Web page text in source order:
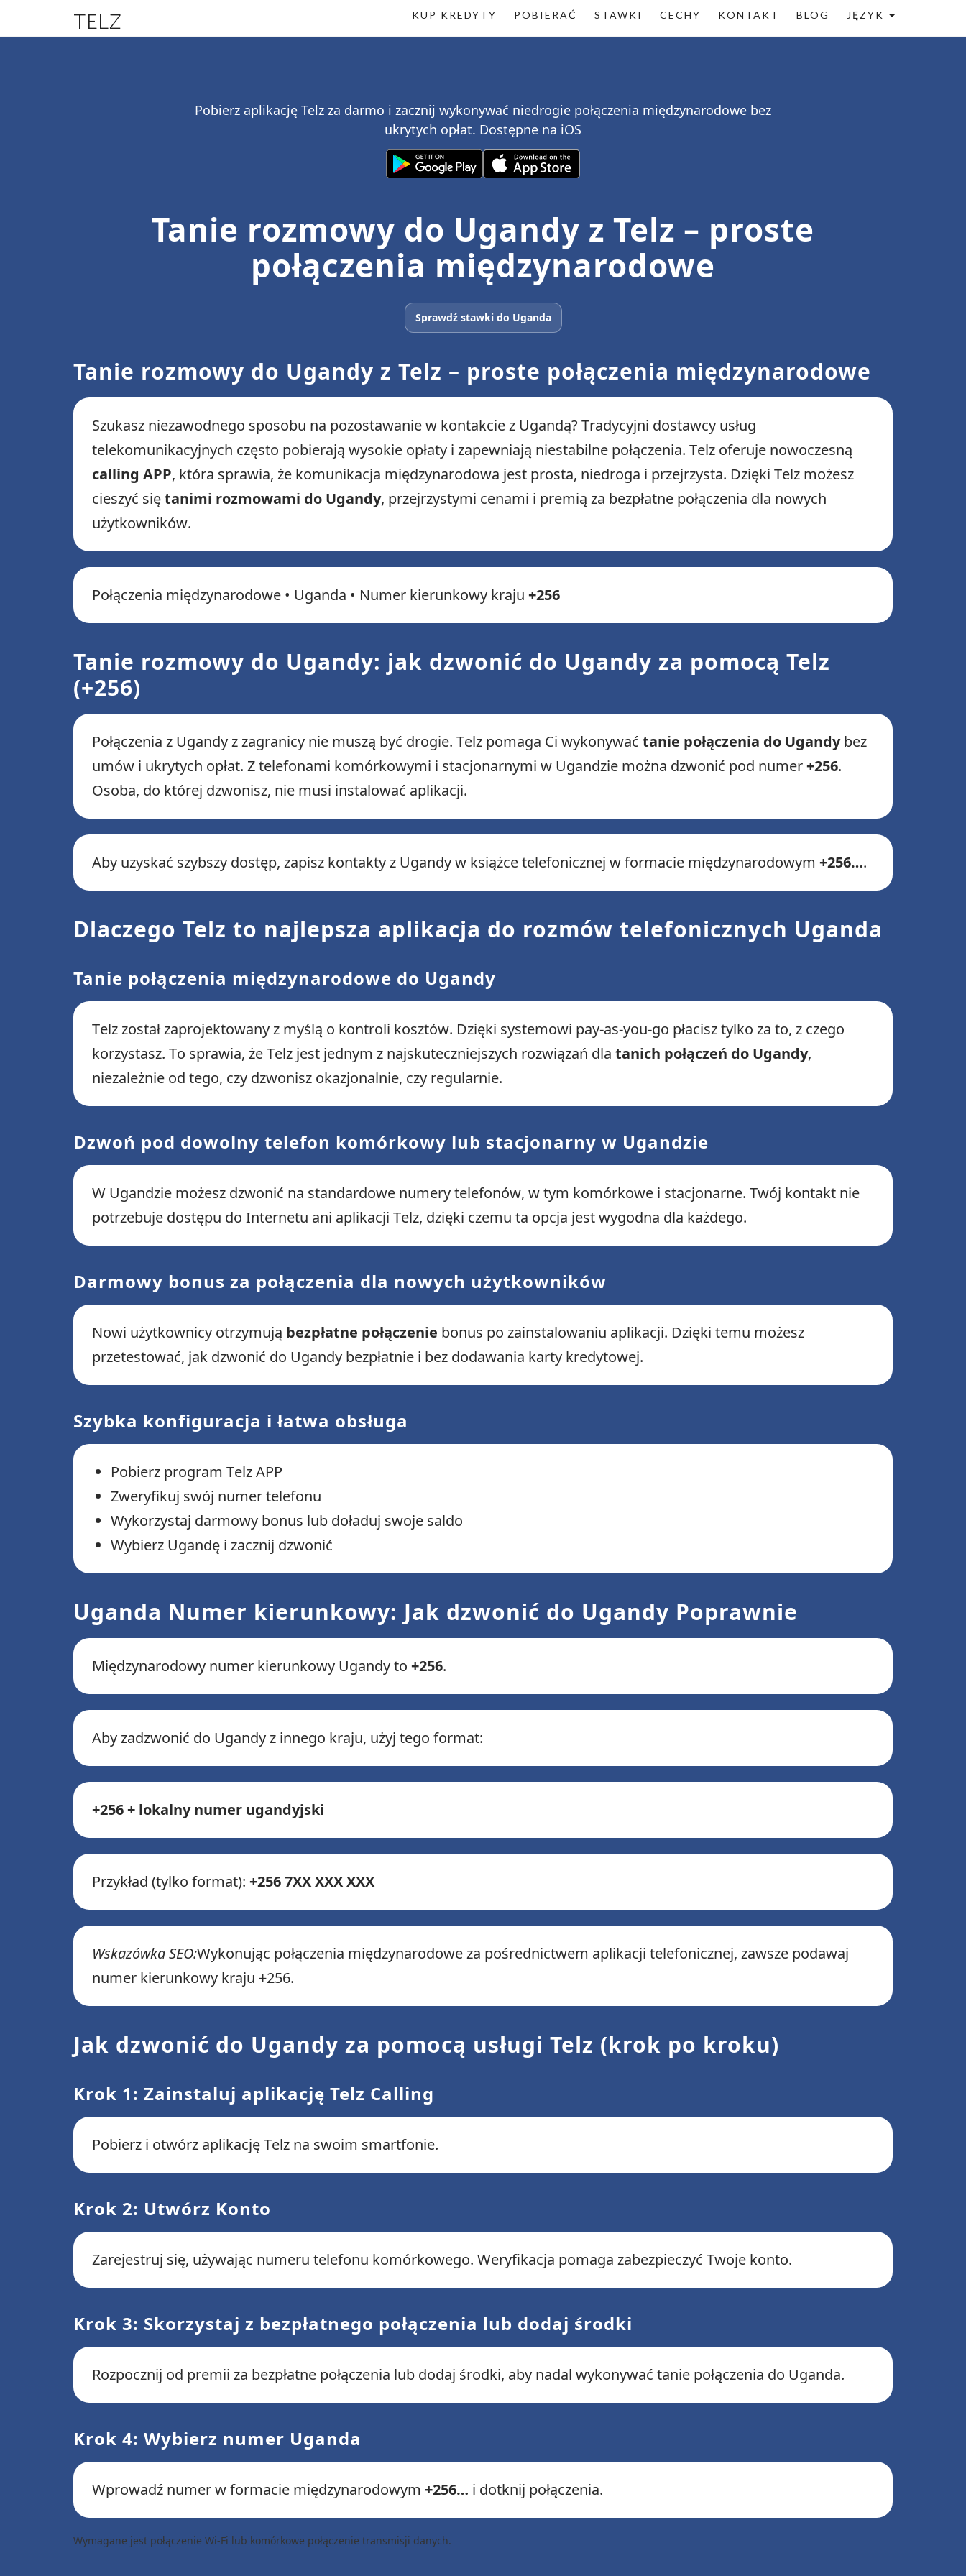
TELZ KUP KREDYTY POBIERAĆ STAWKI CECHY KONTAKT BLOG JĘZYK
Pobierz aplikację Telz za darmo i zacznij wykonywać niedrogie połączenia międzynarodowe bez
ukrytych opłat. Dostępne na iOS
Tanie rozmowy do Ugandy z Telz – proste
połączenia międzynarodowe
Sprawdź stawki do Uganda
Tanie rozmowy do Ugandy z Telz – proste połączenia międzynarodowe
Szukasz niezawodnego sposobu na pozostawanie w kontakcie z Ugandą? Tradycyjni dostawcy usług
telekomunikacyjnych często pobierają wysokie opłaty i zapewniają niestabilne połączenia. Telz oferuje nowoczesną
calling APP, która sprawia, że ​​komunikacja międzynarodowa jest prosta, niedroga i przejrzysta. Dzięki Telz możesz
cieszyć siętanimi rozmowami do Ugandy, przejrzystymi cenami i premią za bezpłatne połączenia dla nowych
użytkowników.
Połączenia międzynarodowe • Uganda • Numer kierunkowy kraju +256
Tanie rozmowy do Ugandy: jak dzwonić do Ugandy za pomocą Telz
(+256)
Połączenia z Ugandy z zagranicy nie muszą być drogie. Telz pomaga Ci wykonywać tanie połączenia do Ugandybez
umów i ukrytych opłat. Z telefonami komórkowymi i stacjonarnymi w Ugandzie można dzwonić pod numer+256.
Osoba, do której dzwonisz, nie musi instalować aplikacji.
Aby uzyskać szybszy dostęp, zapisz kontakty z Ugandy w książce telefonicznej w formacie międzynarodowym +256….
Dlaczego Telz to najlepsza aplikacja do rozmów telefonicznych Uganda
Tanie połączenia międzynarodowe do Ugandy
Telz został zaprojektowany z myślą o kontroli kosztów. Dzięki systemowi pay-as-you-go płacisz tylko za to, z czego
korzystasz. To sprawia, że Telz jest jednym z najskuteczniejszych rozwiązań dla tanich połączeń do Ugandy,
niezależnie od tego, czy dzwonisz okazjonalnie, czy regularnie.
Dzwoń pod dowolny telefon komórkowy lub stacjonarny w Ugandzie
W Ugandzie możesz dzwonić na standardowe numery telefonów, w tym komórkowe i stacjonarne. Twój kontakt nie
potrzebuje dostępu do Internetu ani aplikacji Telz, dzięki czemu ta opcja jest wygodna dla każdego.
Darmowy bonus za połączenia dla nowych użytkowników
Nowi użytkownicy otrzymują bezpłatne połączenie bonus po zainstalowaniu aplikacji. Dzięki temu możesz
przetestować, jak dzwonić do Ugandy bezpłatnie i bez dodawania karty kredytowej.
Szybka konfiguracja i łatwa obsługa
Pobierz program Telz APP
Zweryfikuj swój numer telefonu
Wykorzystaj darmowy bonus lub doładuj swoje saldo
Wybierz Ugandę i zacznij dzwonić
Uganda Numer kierunkowy: Jak dzwonić do Ugandy Poprawnie
Międzynarodowy numer kierunkowy Ugandy to +256.
Aby zadzwonić do Ugandy z innego kraju, użyj tego format:
+256 + lokalny numer ugandyjski
Przykład (tylko format): +256 7XX XXX XXX
Wskazówka SEO:Wykonując połączenia międzynarodowe za pośrednictwem aplikacji telefonicznej, zawsze podawaj
numer kierunkowy kraju +256.
Jak dzwonić do Ugandy za pomocą usługi Telz (krok po kroku)
Krok 1: Zainstaluj aplikację Telz Calling
Pobierz i otwórz aplikację Telz na swoim smartfonie.
Krok 2: Utwórz Konto
Zarejestruj się, używając numeru telefonu komórkowego. Weryfikacja pomaga zabezpieczyć Twoje konto.
Krok 3: Skorzystaj z bezpłatnego połączenia lub dodaj środki
Rozpocznij od premii za bezpłatne połączenia lub dodaj środki, aby nadal wykonywać tanie połączenia do Uganda.
Krok 4: Wybierz numer Uganda
Wprowadź numer w formacie międzynarodowym +256… i dotknij połączenia.
Wymagane jest połączenie Wi-Fi lub komórkowe połączenie transmisji danych.